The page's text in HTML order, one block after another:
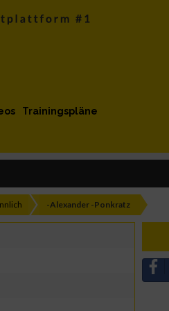
Trainingspläne
-Alexander -Ponkratz